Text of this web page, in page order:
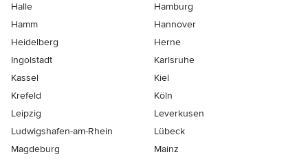
Halle
Hamburg
Hamm
Hannover
Heidelberg
Herne
Ingolstadt
Karlsruhe
Kassel
Kiel
Krefeld
Köln
Leipzig
Leverkusen
Ludwigshafen-am-Rhein
Lübeck
Magdeburg
Mainz